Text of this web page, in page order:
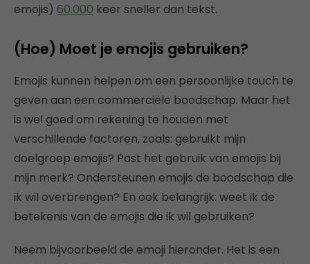
emojis) 60.000 keer sneller dan tekst.
(Hoe) Moet je emojis gebruiken?
Emojis kunnen helpen om een persoonlijke touch te
geven aan een commerciële boodschap. Maar het
is wel goed om rekening te houden met
verschillende factoren, zoals: gebruikt mijn
doelgroep emojis? Past het gebruik van emojis bij
mijn merk? Ondersteunen emojis de boodschap die
ik wil overbrengen? En ook belangrijk: weet ik de
betekenis van de emojis die ik wil gebruiken?
Neem bijvoorbeeld de emoji hieronder. Het is een